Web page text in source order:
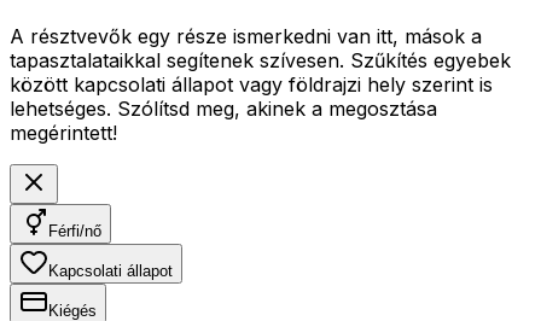
A résztvevők egy része ismerkedni van itt, mások a
tapasztalataikkal segítenek szívesen. Szűkítés egyebek
között kapcsolati állapot vagy földrajzi hely szerint is
lehetséges. Szólítsd meg, akinek a megosztása
megérintett!
Férfi/nő
Kapcsolati állapot
Kiégés